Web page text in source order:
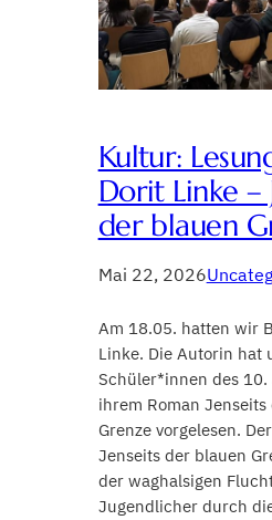
Kultur:
Dorit Linke –
der blauen
Mai 22, 2026
Am 18.05. hatten wir
Linke. Die Autorin hat
Schüler*innen des 10.
ihrem Roman
Grenze vorgelesen.
Jenseits der blauen
der waghalsigen
Jugendlicher durch